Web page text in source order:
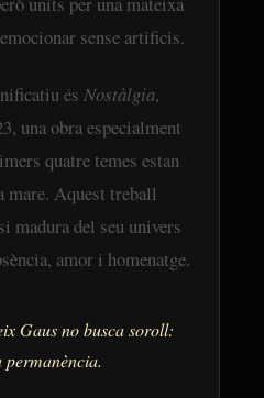
sense artificis.
és Nostàlgia,
una obra especialment
quatre temes estan
mare. Aquest treball
madura del seu univers
amor i homenatge.
Gaus no busca soroll:
permanència.